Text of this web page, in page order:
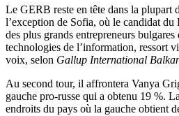
Le GERB reste en tête dans la plupart
l’exception de Sofia, où le candidat
des plus grands entrepreneurs bulgares
technologies de l’information, ressort
voix, selon Gallup International
Au second tour, il affrontera Vanya
gauche pro-russe qui a obtenu 19 %.
endroits du pays où la gauche obtient